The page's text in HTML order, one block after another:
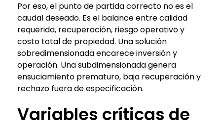
Por eso, el punto de partida correcto no es el
caudal deseado. Es el balance entre calidad
requerida, recuperación, riesgo operativo y
costo total de propiedad. Una solución
sobredimensionada encarece inversión y
operación. Una subdimensionada genera
ensuciamiento prematuro, baja recuperación y
rechazo fuera de especificación.
Variables críticas de